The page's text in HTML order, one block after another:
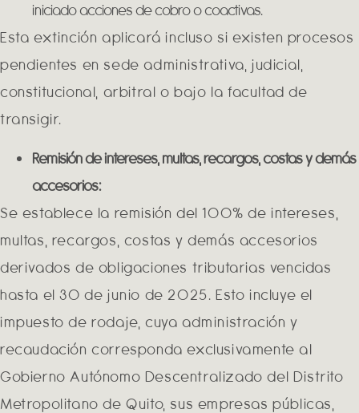
iniciado acciones de cobro o coactivas.
Esta extinción aplicará incluso si existen procesos
pendientes en sede administrativa, judicial,
constitucional, arbitral o bajo la facultad de
transigir.
Remisión de intereses, multas, recargos, costas y demás
accesorios:
Se establece la remisión del 100% de intereses,
multas, recargos, costas y demás accesorios
derivados de obligaciones tributarias vencidas
hasta el 30 de junio de 2025. Esto incluye el
impuesto de rodaje, cuya administración y
recaudación corresponda exclusivamente al
Gobierno Autónomo Descentralizado del Distrito
Metropolitano de Quito, sus empresas públicas,